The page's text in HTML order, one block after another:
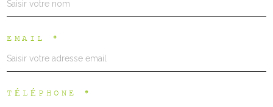
EMAIL *
TÉLÉPHONE *